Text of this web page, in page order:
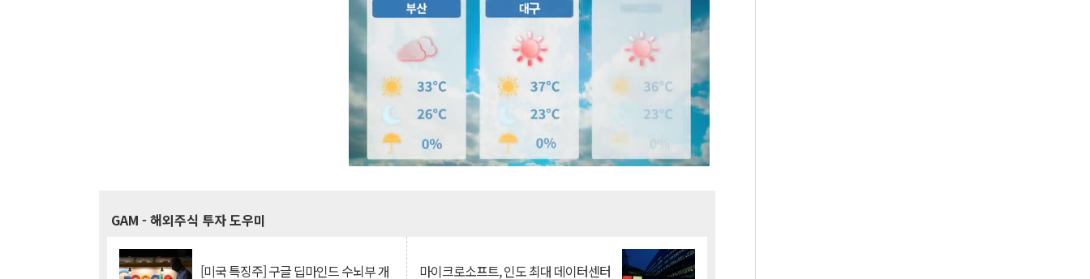
GAM - 해외주식 투자 도우미
[미국 특징주] 구글 딥마인드 수뇌부 개 마이크로소프트, 인도 최대 데이터센터